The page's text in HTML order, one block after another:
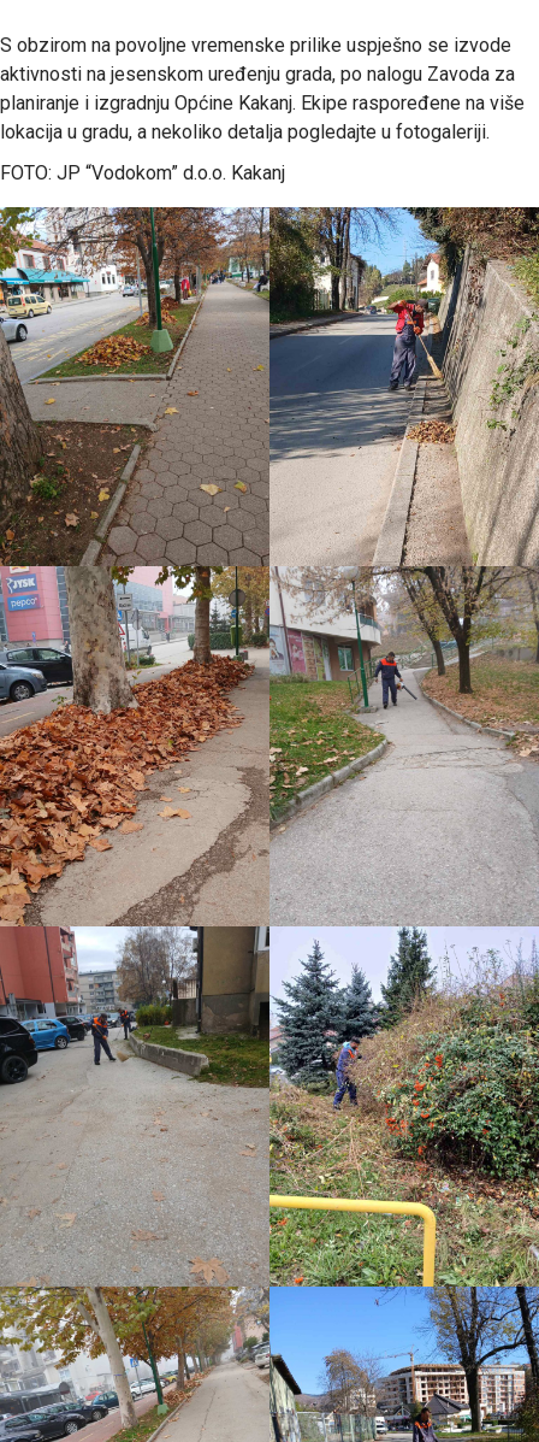
S obzirom na povoljne vremenske prilike uspješno se izvode
aktivnosti na jesenskom uređenju grada, po nalogu Zavoda za
planiranje i izgradnju Općine Kakanj. Ekipe raspoređene na više
lokacija u gradu, a nekoliko detalja pogledajte u fotogaleriji.
FOTO: JP “Vodokom” d.o.o. Kakanj